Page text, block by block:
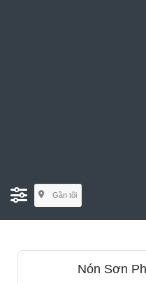
Gần tôi
Nón Sơn